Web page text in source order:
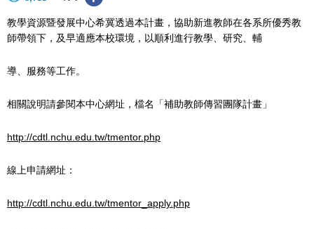
教學資源暨發展中心希冀透過本計畫，協助新進教師在各系所優秀教
師帶領下，及早適應本校環境，以順利進行教學、研究、輔
導、服務等工作。
相關說明請參閱本中心網址，檔名「補助教師傳習團隊計畫」
http://cdtl.nchu.edu.tw/tmentor.php
線上申請網址：
http://cdtl.nchu.edu.tw/tmentor_apply.php